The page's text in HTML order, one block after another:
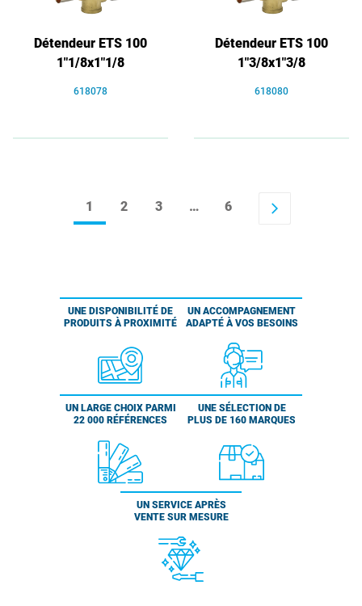
Détendeur ETS 100
1"1/8x1"1/8
618078
Détendeur ETS 100
1"3/8x1"3/8
618080
1 2 3 … 6 arrow_forward_ios
UNE DISPONIBILITÉ DE
PRODUITS À PROXIMITÉ
UN ACCOMPAGNEMENT
ADAPTÉ À VOS BESOINS
UN LARGE CHOIX PARMI
22 000 RÉFÉRENCES
UNE SÉLECTION DE
PLUS DE 160 MARQUES
UN SERVICE APRÈS
VENTE SUR MESURE